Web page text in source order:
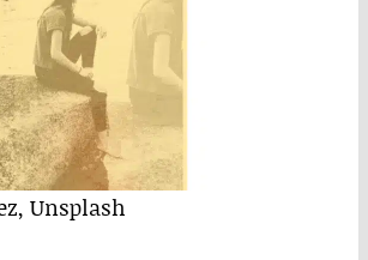
Unsplash